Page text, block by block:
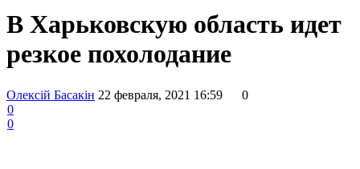
В Харьковскую область идет
резкое похолодание
Олексій Басакін 22 февраля, 2021 16:59
0
0
0